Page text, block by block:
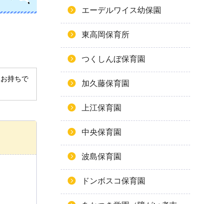
持ちで
エーデルワイス幼保園
東高岡保育所
つくしんぼ保育園
加久藤保育園
上江保育園
中央保育園
波島保育園
ドンボスコ保育園